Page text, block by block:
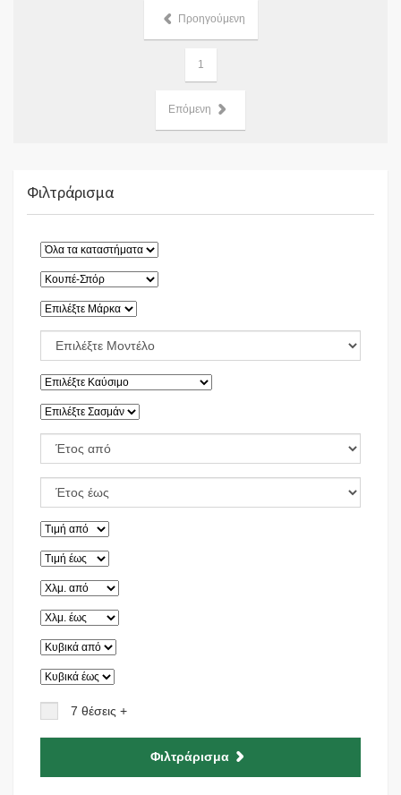
Προηγούμενη
1
Επόμενη
Φιλτράρισμα
7 θέσεις +
Φιλτράρισμα